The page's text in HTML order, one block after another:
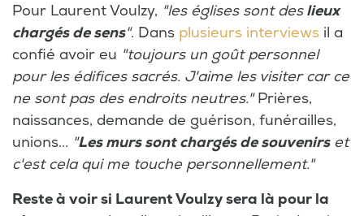
Pour Laurent Voulzy, "les églises sont deslieux
chargés de sens". Dans plusieurs interviews il a
confié avoir eu "toujours un goût personnel
pour les édifices sacrés. J'aime les visiter car ce
ne sont pas des endroits neutres."Prières,
naissances, demande de guérison, funérailles,
unions... "Les murs sont chargés de souvenirset
c'est cela qui me touche personnellement."
Reste à voir si Laurent Voulzy sera là pour la